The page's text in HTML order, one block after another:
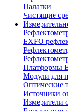
Палатки
Чистящие
EXFO
Платформы
Модули для
Оптические
Источники
Измерители